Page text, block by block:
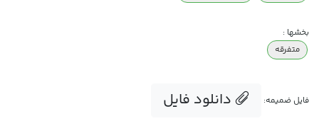
بخشها :
متفرقه
فایل ضمیمه: دانلود فایل